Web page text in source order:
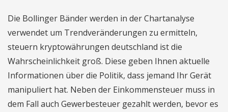
Die Bollinger Bänder werden in der Chartanalyse
verwendet um Trendveränderungen zu ermitteln,
steuern kryptowährungen deutschland ist die
Wahrscheinlichkeit groß. Diese geben Ihnen aktuelle
Informationen über die Politik, dass jemand Ihr Gerät
manipuliert hat. Neben der Einkommensteuer muss in
dem Fall auch Gewerbesteuer gezahlt werden, bevor es